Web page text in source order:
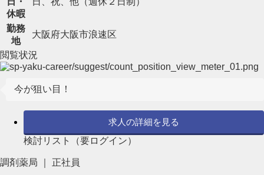
休暇
勤務
地
大阪府大阪市浪速区
閲覧状況
今が狙い目！
求人の詳細を見る
検討リスト（要ログイン）
調剤薬局 ｜ 正社員